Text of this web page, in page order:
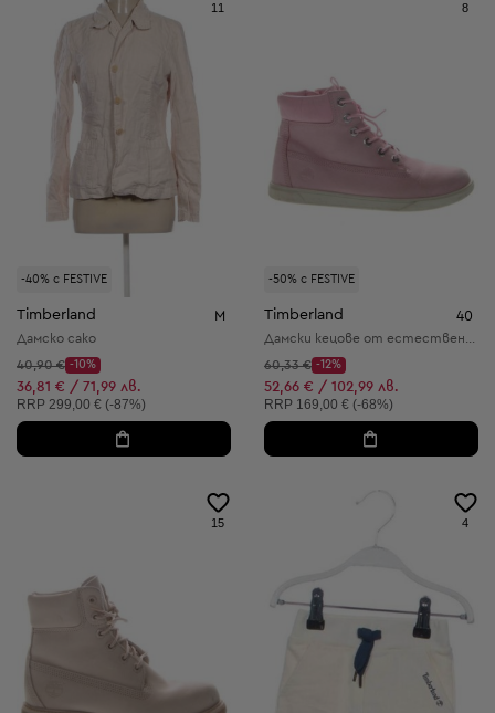
-40% с FESTIVE
11
Timberland M
Дамско сако
Начална цена:
40,90 €
Discount Price:
-10%
Намалена цена:
36,81 € / 71,99 лв.
Препоръчителна цена:
RRP 299,00 € (-87%)
-50% с FESTIVE
8
Timberland 40
Начална цена:
60,33 €
Discount Price:
-12%
Намалена цена:
52,66 € / 102,99 лв.
Препоръчителна цена:
RRP 169,00 € (-68%)
15 4